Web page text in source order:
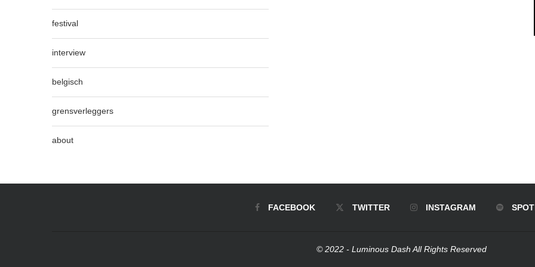
festival
interview
belgisch
grensverleggers
about
FACEBOOK TWITTER INSTAGRAM
© 2022 - Luminous Dash All Rights Reserved